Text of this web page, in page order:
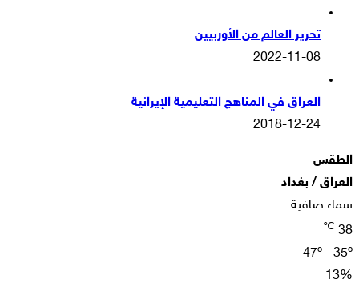
تحرير العالم من الأوربيين
2022-11-08
العراق في المناهج التعليمية الإيرانية
2018-12-24
الطقس
العراق / بغداد
سماء صافية
38
℃
47º - 35º
13%